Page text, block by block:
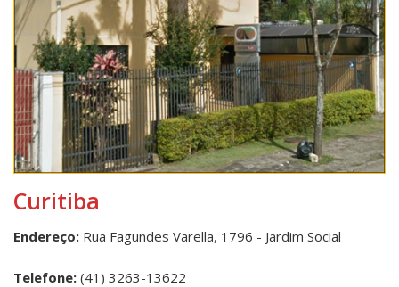
Curitiba
Endereço: Rua Fagundes Varella, 1796 - Jardim Social
Telefone: (41) 3263-13622